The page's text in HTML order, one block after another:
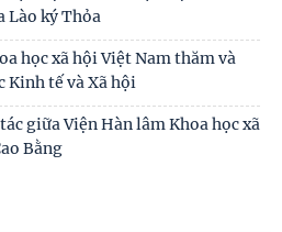
phổ thông ở Hà Nội với vấn
Việt Nam và Học viện Chính
Lào ký Thỏa
học xã hội Việt Nam thăm và
giữa Viện Hàn lâm Khoa học xã
số”